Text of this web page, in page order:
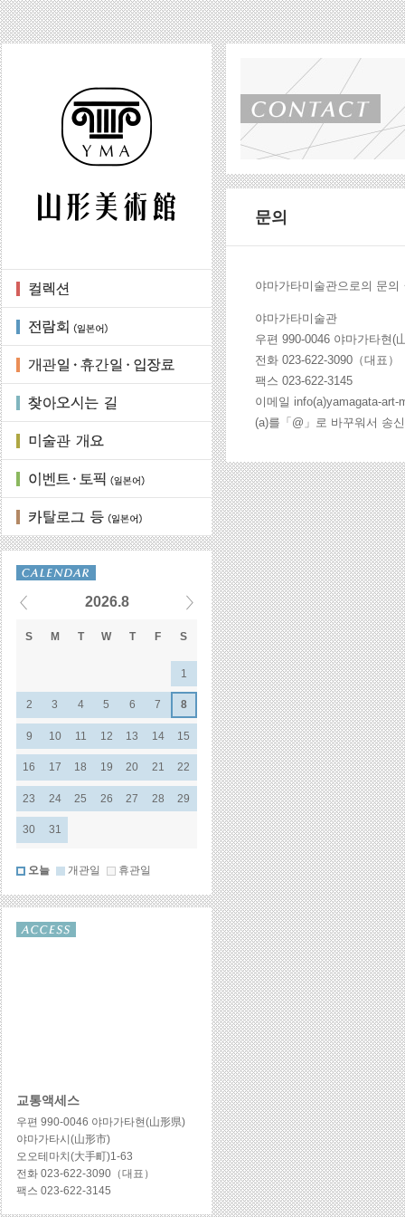
교통액세스
우편 990-0046 야마가타현(山形県)
야마가타시(山形市)
오오테마치(大手町)1-63
전화 023-622-3090（대표）
팩스 023-622-3145
문의
야마가타미술관으로의 문
야마가타미술관
우편 990-0046 야마가타현(
전화 023-622-3090（대표）
팩스 023-622-3145
이메일 info(a)yamagata-art-
(a)를「@」로 바꾸워서 송